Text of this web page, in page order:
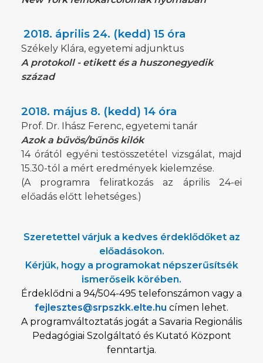
2018. április 24. (kedd) 15 óra
Székely Klára, egyetemi adjunktus
A protokoll - etikett és a huszonegyedik
század
2018. május 8. (kedd) 14 óra
Prof. Dr. Ihász Ferenc, egyetemi tanár
Azok a bűvös/bűnös kilók
14 órától egyéni testösszetétel vizsgálat, majd
15.30-tól a mért eredmények kielemzése.
(A programra feliratkozás az április 24-ei
előadás előtt lehetséges.)
Szeretettel várjuk a kedves érdeklődőket az
előadásokon.
Kérjük, hogy a programokat népszerűsítsék
ismerőseik körében.
Érdeklődni a 94/504-495 telefonszámon vagy a
fejlesztes@srpszkk.elte.hu címen lehet.
A programváltoztatás jogát a Savaria Regionális
Pedagógiai Szolgáltató és Kutató Központ
fenntartja.